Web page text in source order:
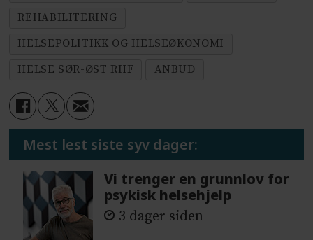
REHABILITERING
HELSEPOLITIKK OG HELSEØKONOMI
HELSE SØR-ØST RHF
ANBUD
Mest lest siste syv dager:
Vi trenger en grunnlov for
psykisk helsehjelp
3 dager siden